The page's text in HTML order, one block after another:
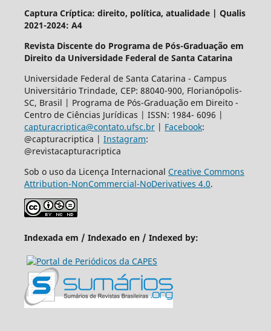
Captura Críptica: direito, política, atualidade | Qualis
2021-2024: A4
Revista Discente do Programa de Pós-Graduação em
Direito da Universidade Federal de Santa Catarina
Universidade Federal de Santa Catarina - Campus
Universitário Trindade, CEP: 88040-900, Florianópolis-
SC, Brasil | Programa de Pós-Graduação em Direito -
Centro de Ciências Jurídicas | ISSN: 1984- 6096 |
capturacriptica@contato.ufsc.br| Facebook:
@capturacriptica | Instagram:
@revistacapturacriptica
Sob o uso da Licença Internacional Creative Commons
Attribution-NonCommercial-NoDerivatives 4.0.
Indexada em / Indexado en / Indexed by: